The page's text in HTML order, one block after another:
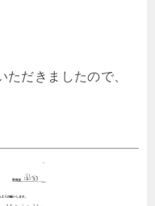
だきましたので、